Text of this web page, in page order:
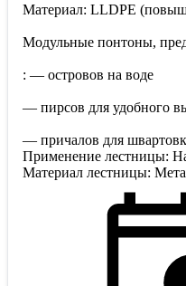
Материал: LLDPE
Модульные понтоны,
: — островов на воде
— пирсов для удобного
— причалов для
Применение лестницы:
Материал лестницы: